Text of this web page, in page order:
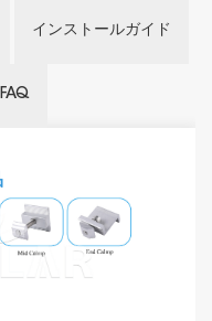
インストールガイド
FAQ